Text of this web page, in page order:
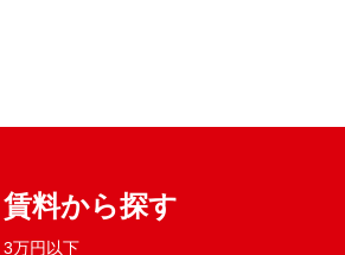
賃料から探す
3万円以下